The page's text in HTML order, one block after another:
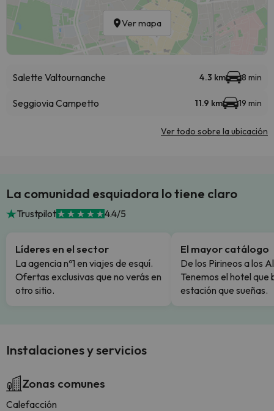
Ver mapa
Salette Valtournanche 4.3 km 8 min
Seggiovia Campetto 11.9 km 19 min
Ver todo sobre la ubicación
La comunidad esquiadora lo tiene claro
Trustpilot 4.4/5
Líderes en el sector
La agencia nº1 en viajes de esquí.
Ofertas exclusivas que no verás en
otro sitio.
El mayor catálogo
De los Pirineos a los
Tenemos el hotel que
estación que sueñas.
Instalaciones y servicios
Zonas comunes
Calefacción